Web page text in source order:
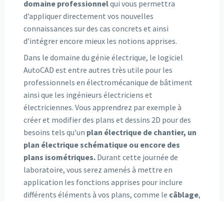
domaine professionnelqui vous permettra
d’appliquer directement vos nouvelles
connaissances sur des cas concrets et ainsi
d’intégrer encore mieux les notions apprises.
Dans le domaine du génie électrique, le logiciel
AutoCAD est entre autres très utile pour les
professionnels en électromécanique de bâtiment
ainsi que les ingénieurs électriciens et
électriciennes. Vous apprendrez par exemple à
créer et modifier des plans et dessins 2D pour des
besoins tels qu’un plan électrique de chantier, un
plan électrique schématique ou encore des
plans isométriques.Durant cette journée de
laboratoire, vous serez amenés à mettre en
application les fonctions apprises pour inclure
différents éléments à vos plans, comme le câblage,